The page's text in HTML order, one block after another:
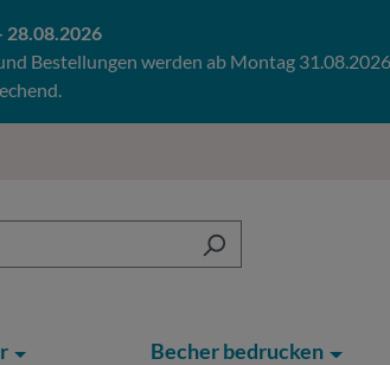
28.08.2026
Bestellungen werden ab Montag
Becher bedrucken